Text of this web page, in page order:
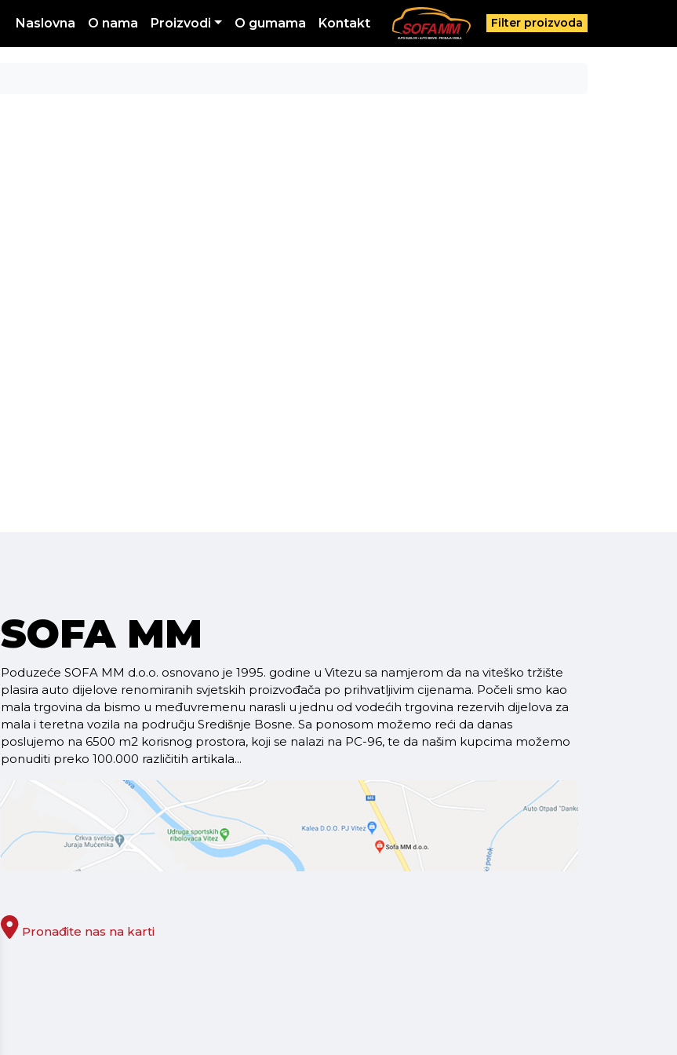
Naslovna O nama Proizvodi O gumama Kontakt Filter proizvoda
SOFA MM
Poduzeće SOFA MM d.o.o. osnovano je 1995. godine u Vitezu sa namjerom da na viteško tržište
plasira auto dijelove renomiranih svjetskih proizvođača po prihvatljivim cijenama. Počeli smo kao
mala trgovina da bismo u međuvremenu narasli u jednu od vodećih trgovina rezervih dijelova za
mala i teretna vozila na području Središnje Bosne. Sa ponosom možemo reći da danas
poslujemo na 6500 m2 korisnog prostora, koji se nalazi na PC-96, te da našim kupcima možemo
ponuditi preko 100.000 različitih artikala...
Pronađite nas na karti